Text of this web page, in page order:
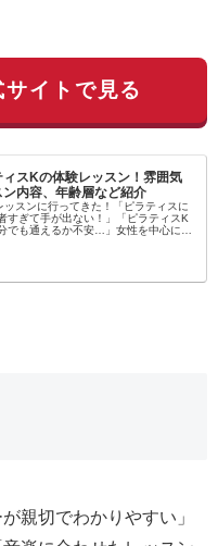
イトで見る
ィスKの体験レッスン！雰囲気
内容、年齢層など紹介
ッスンに行ってきた！「ピラティスに
すぎて手が出ない！」「ピラティスK
でも通えるか不安…」女性を中心に大
親切でわかりやすい」